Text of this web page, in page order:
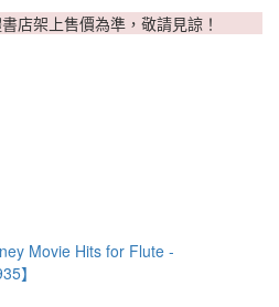
店架上售價為準，敬請見諒！